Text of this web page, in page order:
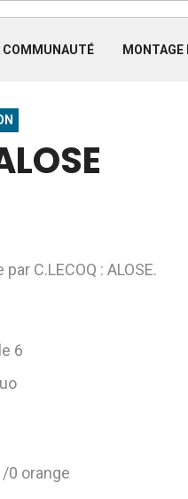
COMMUNAUTÉ MONTAGE
C.LECOQ : ALOSE.
6
0 orange